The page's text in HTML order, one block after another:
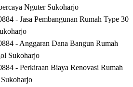
Nguter Sukoharjo
- Jasa Pembangunan Rumah Type 30
- Anggaran Dana Bangun Rumah
Sukoharjo
- Perkiraan Biaya Renovasi Rumah